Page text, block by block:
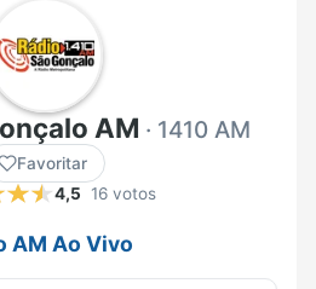
AM · 1410 AM
Favoritar
4,5
16 votos
AM Ao Vivo